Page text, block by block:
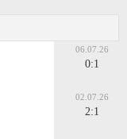
06.07.26
0:1
02.07.26
2:1